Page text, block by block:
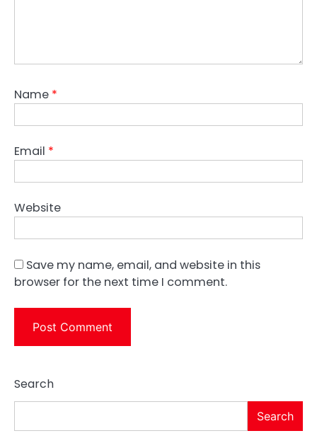
Name *
Email *
Website
Save my name, email, and website in this
browser for the next time I comment.
Search
Search